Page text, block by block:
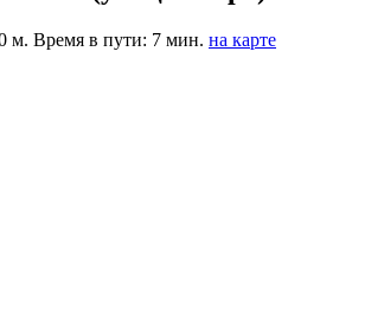
м. Время в пути: 7 мин. на карте